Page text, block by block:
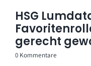
HSG
gerecht
0 Kommentare